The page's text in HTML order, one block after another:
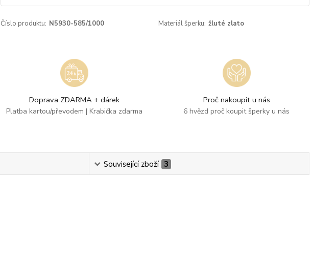
Číslo produktu: N5930-585/1000 Materiál šperku: žluté zlato
Doprava ZDARMA + dárek
Platba kartou/převodem | Krabička zdarma
Proč nakoupit u nás
6 hvězd proč koupit šperky u nás
Související zboží 3